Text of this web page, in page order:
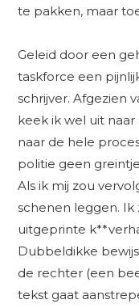
te pakken, maar
Geleid door een
taskforce een
schrijver. Afgezien
keek ik wel uit
naar de hele
politie geen
Als ik mij zou
schenen leggen.
uitgeprinte
Dubbeldikke
de rechter (een
tekst gaat